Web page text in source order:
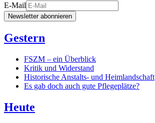
E-Mail
Newsletter abonnieren
Gestern
FSZM – ein Überblick
Kritik und Widerstand
Historische Anstalts- und Heimlandschaft
Es gab doch auch gute Pflegeplätze?
Heute